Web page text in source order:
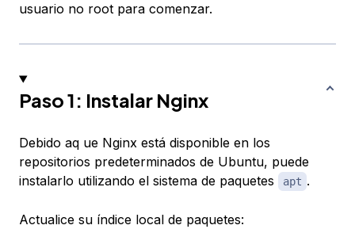
usuario no root para comenzar.
Paso 1: Instalar Nginx
Debido aq ue Nginx está disponible en los
repositorios predeterminados de Ubuntu, puede
instalarlo utilizando el sistema de paquetes
apt .
Actualice su índice local de paquetes: